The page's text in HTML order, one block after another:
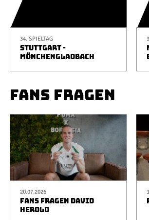
34. SPIELTAG
STUTTGART -
MÖNCHENGLADBACH
FANS FRAGEN
20.07.2026
FANS FRAGEN DAVID
HEROLD